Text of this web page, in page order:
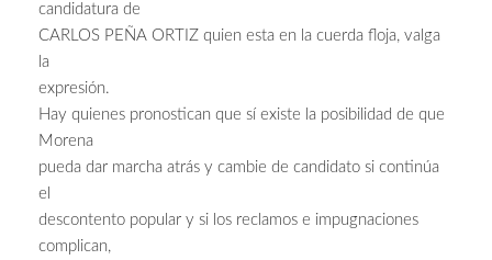
candidatura de
CARLOS PEÑA ORTIZ quien esta en la cuerda floja, valga
la
expresión.
Hay quienes pronostican que sí existe la posibilidad de que
Morena
pueda dar marcha atrás y cambie de candidato si continúa
el
descontento popular y si los reclamos e impugnaciones
complican,